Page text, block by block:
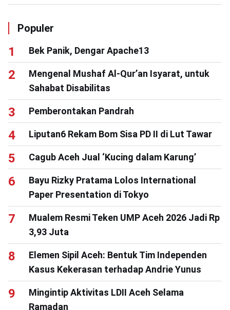
Populer
Bek Panik, Dengar Apache13
Mengenal Mushaf Al-Qur’an Isyarat, untuk
Sahabat Disabilitas
Pemberontakan Pandrah
Liputan6 Rekam Bom Sisa PD II di Lut Tawar
Cagub Aceh Jual ‘Kucing dalam Karung’
Bayu Rizky Pratama Lolos International
Paper Presentation di Tokyo
Mualem Resmi Teken UMP Aceh 2026 Jadi Rp
3,93 Juta
Elemen Sipil Aceh: Bentuk Tim Independen
Kasus Kekerasan terhadap Andrie Yunus
Mingintip Aktivitas LDII Aceh Selama
Ramadan